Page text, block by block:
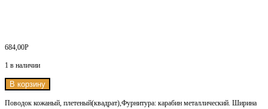
684,00Р
1 в наличии
В корзину
Поводок кожаный, плетеный(квадрат),Фурнитура: карабин металлический. Ширина